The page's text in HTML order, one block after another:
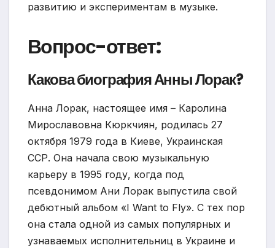
развитию и экспериментам в музыке.
Вопрос-ответ:
Какова биография Анны Лорак?
Анна Лорак, настоящее имя – Каролина
Мирославовна Кюркчиян, родилась 27
октября 1979 года в Киеве, Украинская
ССР. Она начала свою музыкальную
карьеру в 1995 году, когда под
псевдонимом Ани Лорак выпустила свой
дебютный альбом «I Want to Fly». С тех пор
она стала одной из самых популярных и
узнаваемых исполнительниц в Украине и